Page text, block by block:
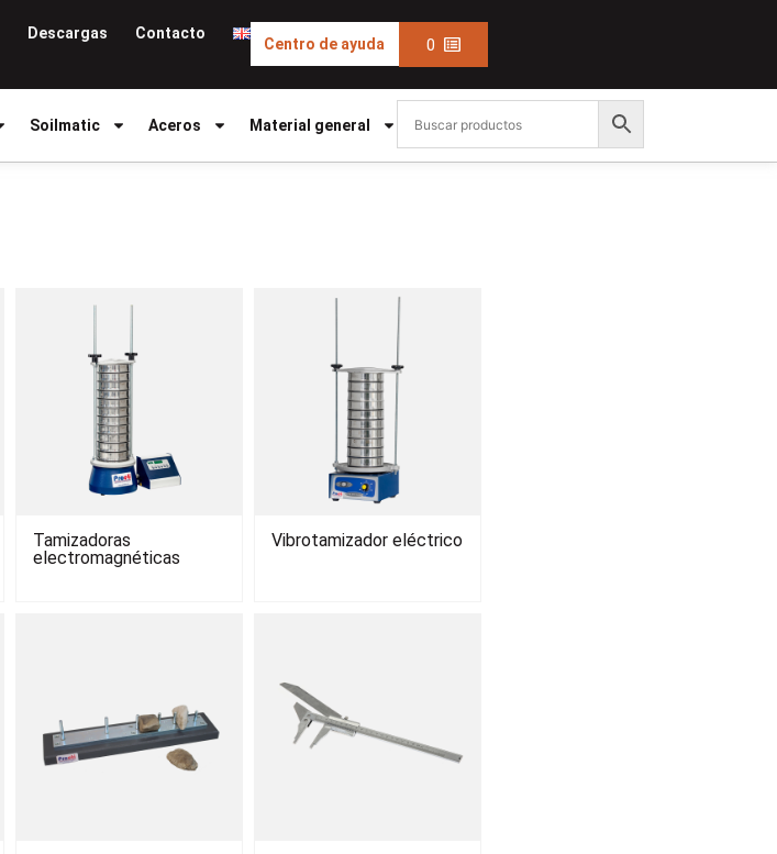
Descargas Contacto
Centro de ayuda 0
Soilmatic Aceros Material general
Tamizadoras
electromagnéticas
Vibrotamizador eléctrico